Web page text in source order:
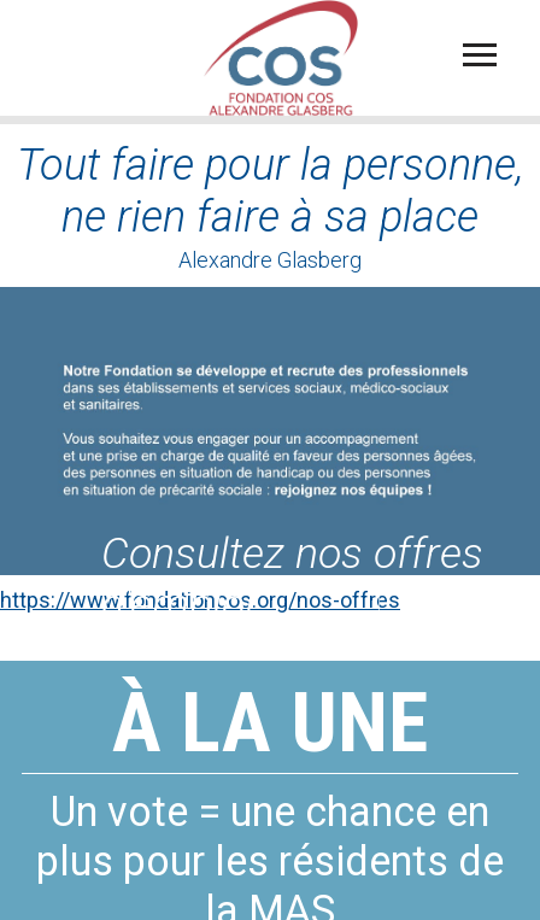
principal
Tout faire pour la personne,
ne rien faire à sa place
Alexandre Glasberg
https://www.fondationcos.org/nos-offres
Consultez nos offres
d'emploi
Le Fablab du COS
CRPF
À LA UNE
Un vote = une chance en
plus pour les résidents de